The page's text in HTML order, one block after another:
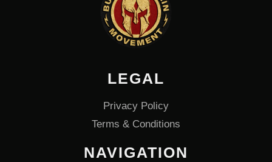
LEGAL
Privacy Policy
Terms & Conditions
NAVIGATION